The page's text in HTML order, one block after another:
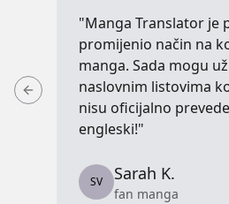
"Manga Translator je
promijenio način na
manga. Sada mogu
naslovnim listovima
nisu oficijalno
engleski!"
SV Sarah K.
fan manga